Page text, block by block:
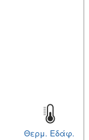
Θερμ. Εδάφ.